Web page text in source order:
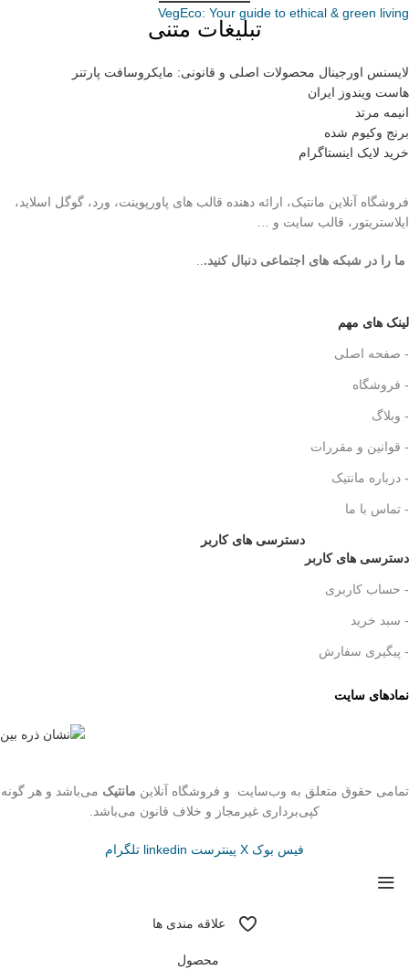
VegEco: Your guide to ethical & green living
تبلیغات متنی
لایسنس اورجینال محصولات اصلی و قانونی: مایکروسافت پارتنر
هاست ویندوز ایران
انیمه مرتد
برنج وکیوم شده
خرید لایک اینستاگرام
فروشگاه آنلاین مانتیک، ارائه دهنده قالب های پاورپوینت، ورد، گوگل اسلاید،
ایلاستریتور، قالب سایت و …
ما را در شبکه های اجتماعی دنبال کنید.
لینک های مهم
- صفحه اصلی
- فروشگاه
- وبلاگ
- قوانین و مقررات
- درباره مانتیک
- تماس با ما
دسترسی های کاربر
دسترسی های کاربر
- حساب کاربری
- سبد خرید
- پیگیری سفارش
نمادهای سایت
تمامی حقوق متعلق به وب‌سایت و فروشگاه‌ آنلاین مانتیک می‌باشد و هر گونه
کپی‌برداری غیرمجاز و خلاف قانون می‌باشد.
فیس بوک X پینترست linkedin تلگرام
علاقه مندی ها
محصول